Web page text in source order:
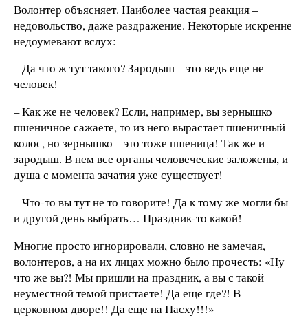
Волонтер объясняет. Наиболее частая реакция –
недовольство, даже раздражение. Некоторые искренне
недоумевают вслух:
– Да что ж тут такого? Зародыш – это ведь еще не
человек!
– Как же не человек? Если, например, вы зернышко
пшеничное сажаете, то из него вырастает пшеничный
колос, но зернышко – это тоже пшеница! Так же и
зародыш. В нем все органы человеческие заложены, и
душа с момента зачатия уже существует!
– Что-то вы тут не то говорите! Да к тому же могли бы
и другой день выбрать… Праздник-то какой!
Многие просто игнорировали, словно не замечая,
волонтеров, а на их лицах можно было прочесть: «Ну
что же вы?! Мы пришли на праздник, а вы с такой
неуместной темой пристаете! Да еще где?! В
церковном дворе!! Да еще на Пасху!!!»